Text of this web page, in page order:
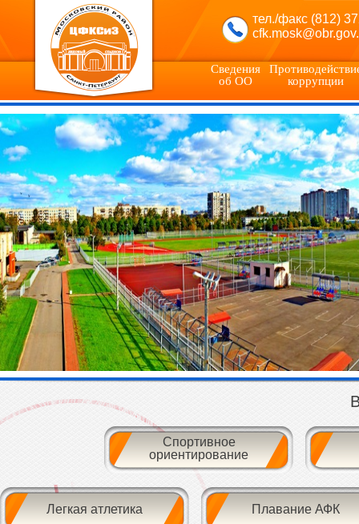
тел./факс (812)
Сведения
об ОО
коррупции
Спортивное
ориентирование
Легкая атлетика Плавание АФК